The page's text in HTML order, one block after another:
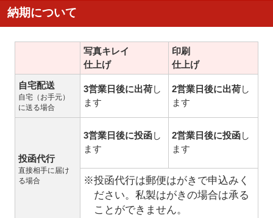
納期について
写真キレイ
仕上げ
印刷
仕上げ
自宅配送
自宅（お手元）
に送る場合
3営業日後に出荷し
ます
2営業日後に出荷し
ます
投函代行
直接相手に届け
る場合
3営業日後に投函し
ます
2営業日後に投函し
ます
※投函代行は郵便はがきで申込みく
ださい。私製はがきの場合は承る
ことができません。